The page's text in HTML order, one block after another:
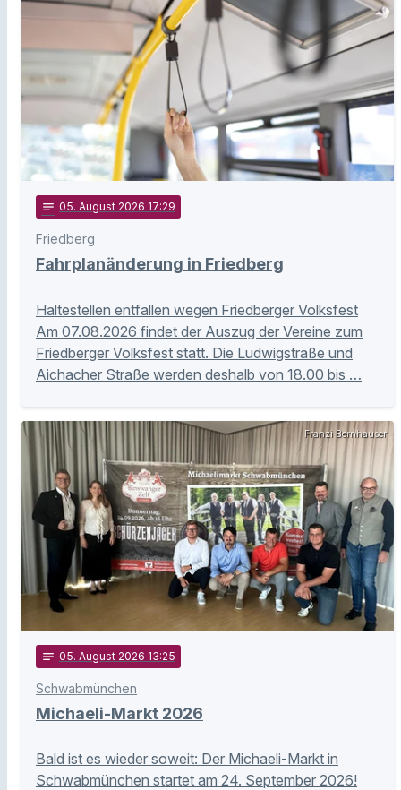
notes 05. August 2026 17:29
Friedberg
Fahrplanänderung in Friedberg
Haltestellen entfallen wegen Friedberger Volksfest
Am 07.08.2026 findet der Auszug der Vereine zum
Friedberger Volksfest statt. Die Ludwigstraße und
Aichacher Straße werden deshalb von 18.00 bis …
Franzi Bernhauser
notes 05. August 2026 13:25
Schwabmünchen
Michaeli-Markt 2026
Bald ist es wieder soweit: Der Michaeli-Markt in
Schwabmünchen startet am 24. September 2026!